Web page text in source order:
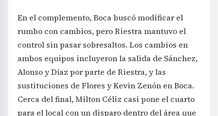
En el complemento, Boca buscó modificar el
rumbo con cambios, pero Riestra mantuvo el
control sin pasar sobresaltos. Los cambios en
ambos equipos incluyeron la salida de Sánchez,
Alonso y Díaz por parte de Riestra, y las
sustituciones de Flores y Kevin Zenón en Boca.
Cerca del final, Milton Céliz casi pone el cuarto
para el local con un disparo dentro del área que